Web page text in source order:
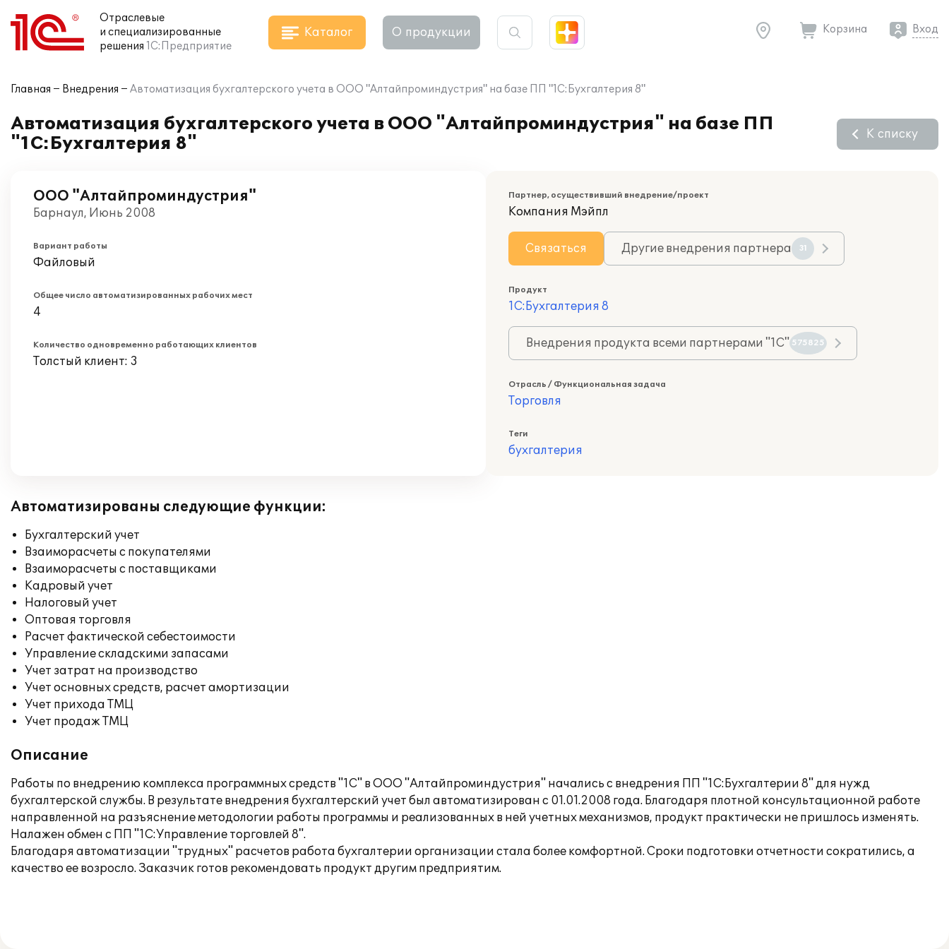
Отраслевые
и специализированные
решения 1С:Предприятие
Каталог О продукции Корзина Вход
Главная Внедрения Автоматизация бухгалтерского учета в ООО "Алтайпроминдустрия" на базе ПП "1С:Бухгалтерия 8"
Автоматизация бухгалтерского учета в ООО "Алтайпроминдустрия" на базе ПП
"1С:Бухгалтерия 8"
К списку
ООО "Алтайпроминдустрия"
Барнаул, Июнь 2008
Вариант работы
Файловый
Общее число автоматизированных рабочих мест
4
Количество одновременно работающих клиентов
Толстый клиент: 3
Партнер, осуществивший внедрение/проект
Компания Мэйпл
Связаться Другие внедрения партнера 31
Продукт
1С:Бухгалтерия 8
Внедрения продукта всеми партнерами "1С" 575825
Отрасль / Функциональная задача
Торговля
Теги
бухгалтерия
Автоматизированы следующие функции:
Бухгалтерский учет
Взаиморасчеты с покупателями
Взаиморасчеты с поставщиками
Кадровый учет
Налоговый учет
Оптовая торговля
Расчет фактической себестоимости
Управление складскими запасами
Учет затрат на производство
Учет основных средств, расчет амортизации
Учет прихода ТМЦ
Учет продаж ТМЦ
Описание
Работы по внедрению комплекса программных средств "1С" в ООО "Алтайпроминдустрия" начались с внедрения ПП "1С:Бухгалтерии 8" для нужд
бухгалтерской службы. В результате внедрения бухгалтерский учет был автоматизирован с 01.01.2008 года. Благодаря плотной консультационной работе
направленной на разъяснение методологии работы программы и реализованных в ней учетных механизмов, продукт практически не пришлось изменять.
Налажен обмен с ПП "1С:Управление торговлей 8".
Благодаря автоматизации "трудных" расчетов работа бухгалтерии организации стала более комфортной. Сроки подготовки отчетности сократились, а
качество ее возросло. Заказчик готов рекомендовать продукт другим предприятим.